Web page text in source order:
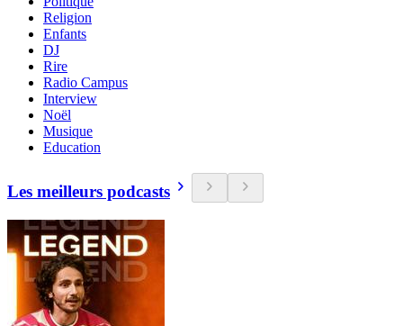
Religion
Enfants
DJ
Rire
Radio Campus
Interview
Noël
Musique
Education
Les meilleurs podcasts